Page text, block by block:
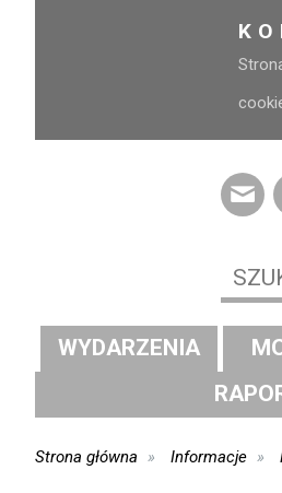
WYDARZENIA
Strona główna Informacje